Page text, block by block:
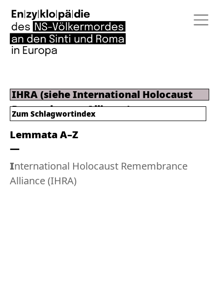
IHRA (siehe International Holocaust
Remembrance Alliance)
Lemmata A–Z
International Holocaust Remembrance
Alliance (IHRA)
Zum Schlagwortindex